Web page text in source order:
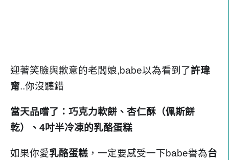
迎著笑臉與歉意的老闆娘,babe以為看到了許瑋
甯..你沒聽錯
當天品嚐了：巧克力軟餅、杏仁酥（佩斯餅
乾）、4吋半冷凍的乳酪蛋糕
如果你愛乳酪蛋糕 ，一定要感受一下babe譽為台